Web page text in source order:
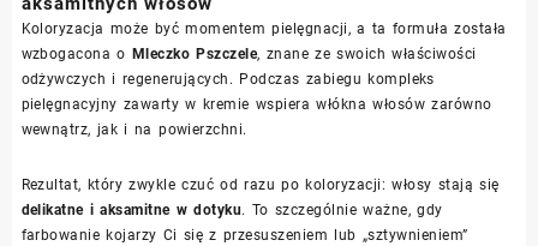
Koloryzacja może być momentem pielęgnacji, a ta formuła została
wzbogacona o Mleczko Pszczele, znane ze swoich właściwości
odżywczych i regenerujących. Podczas zabiegu kompleks
pielęgnacyjny zawarty w kremie wspiera włókna włosów zarówno
wewnątrz, jak i na powierzchni.
Rezultat, który zwykle czuć od razu po koloryzacji: włosy stają się
delikatne i aksamitne w dotyku. To szczególnie ważne, gdy
farbowanie kojarzy Ci się z przesuszeniem lub „sztywnieniem”